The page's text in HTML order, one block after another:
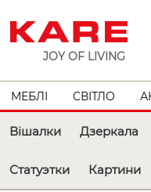
JOY OF LIVING
МЕБЛІ СВІТЛО
Вішалки Дзеркала
Статуэтки Картини